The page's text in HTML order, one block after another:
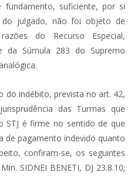
fundamento, suficiente, por si
julgado, não foi objeto de
do Recurso Especial,
da Súmula 283 do Supremo
do indébito, prevista no art. 42,
das Turmas que
STJ é firme no sentido de que
de pagamento indevido quanto
confiram-se, os seguintes
SIDNEI BENETI, DJ 23.8.10;